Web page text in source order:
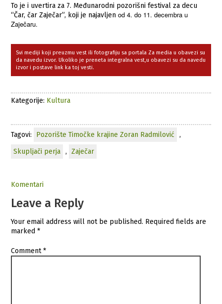
To je i uvertira za 7. Međunarodni pozorišni festival za decu
“Čar, čar Zaječar”, koji je najavljen od 4. do 11. decembra u
Zaječaru.
Svi mediji koji preuzmu vest ili fotografiju sa portala Za media u obavezi su
da navedu izvor. Ukoliko je preneta integralna vest,u obavezi su da navedu
izvor i postave link ka toj vesti.
Kategorije: Kultura
Tagovi: Pozorište Timočke krajine Zoran Radmilović
,
Skupljači perja
, Zaječar
Komentari
Leave a Reply
Your email address will not be published. Required fields are
marked*
Comment*